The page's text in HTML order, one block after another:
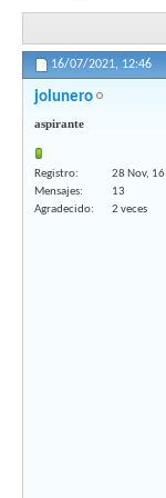
16/07/2021, 12:46
jolunero
aspirante
Registro
28 Nov, 16
Mensajes
13
Agradecido
2 veces